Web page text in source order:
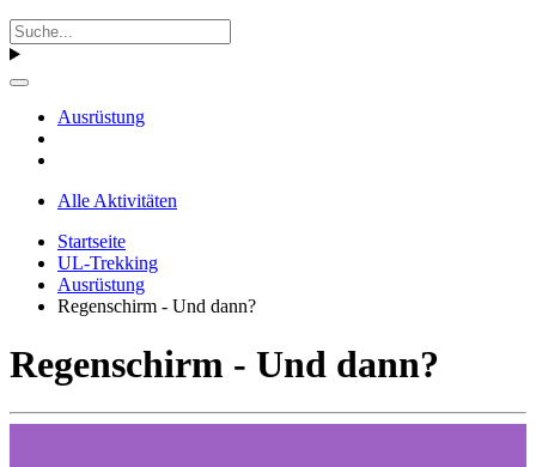
Ausrüstung
Alle Aktivitäten
Startseite
UL-Trekking
Ausrüstung
Regenschirm - Und dann?
Regenschirm - Und dann?